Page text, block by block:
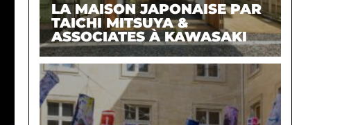
LA MAISON JAPONAISE PAR
TAICHI MITSUYA &
ASSOCIATES À KAWASAKI